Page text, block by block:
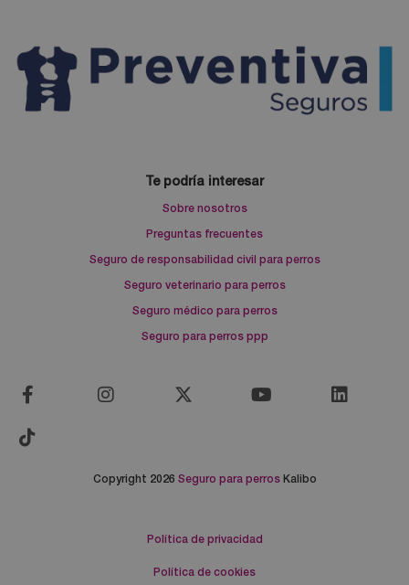
Te podría interesar
Sobre nosotros
Preguntas frecuentes
Seguro de responsabilidad civil para perros
Seguro veterinario para perros
Seguro médico para perros
Seguro para perros ppp
Copyright 2026 Seguro para perrosKalibo
Política de privacidad
Política de cookies